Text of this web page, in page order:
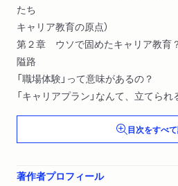
たち
キャリア教育の原点）
第２章 ウソで固めたキャリア教育？
隘路
「職場体験」って意味があるの？
「キャリアプラン」なんて、立てられ
「正社員モデル」の限界）
エピローグ 転換期を生きるという
目次をすべ
著作者プロフィール